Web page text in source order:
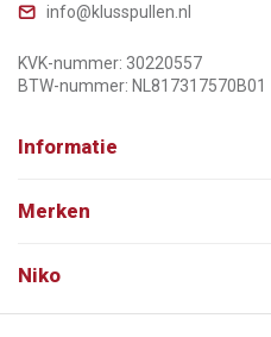
info@klusspullen.nl
KVK-nummer: 30220557
BTW-nummer: NL817317570B01
Informatie
Merken
Niko